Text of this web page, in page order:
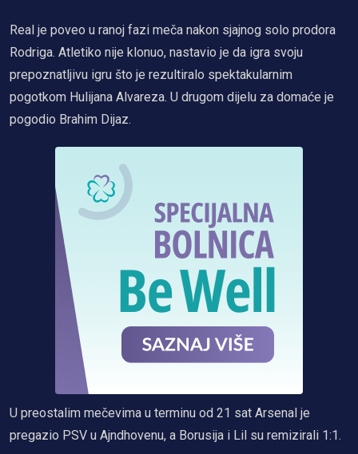
Real je poveo u ranoj fazi meča nakon sjajnog solo prodora
Rodriga. Atletiko nije klonuo, nastavio je da igra svoju
prepoznatljivu igru što je rezultiralo spektakularnim
pogotkom Hulijana Alvareza. U drugom dijelu za domaće je
pogodio Brahim Dijaz.
U preostalim mečevima u terminu od 21 sat Arsenal je
pregazio PSV u Ajndhovenu, a Borusija i Lil su remizirali 1:1.